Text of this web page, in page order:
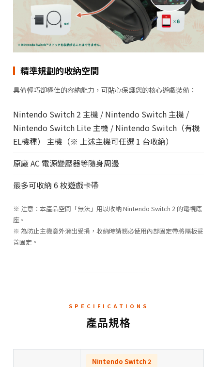
精準規劃的收納空間
具備輕巧卻極佳的容納能力，可貼心保護您的核心遊戲裝備：
Nintendo Switch 2 主機 / Nintendo Switch 主機 /
Nintendo Switch Lite 主機 / Nintendo Switch（有機
EL機種） 主機（※ 上述主機可任選 1 台收納）
原廠 AC 電源變壓器等隨身周邊
最多可收納 6 枚遊戲卡帶
※ 注意：本產品空間「無法」用以收納 Nintendo Switch 2 的電視底
座。
※ 為防止主機意外滑出受損，收納時請務必使用內部固定帶將隔板妥
善固定。
SPECIFICATIONS
產品規格
Nintendo Switch 2